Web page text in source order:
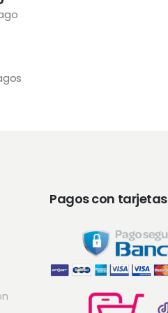
Pagos con tarjetas